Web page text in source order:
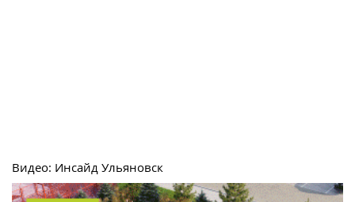
Видео: Инсайд Ульяновск